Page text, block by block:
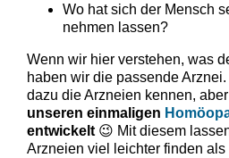
Wo hat sich der Mensch
nehmen lassen?
Wenn wir hier verstehen, was
haben wir die passende
dazu die Arzneien kennen,
unseren einmaligen
entwickelt😉 Mit diesem
Arzneien viel leichter finden als